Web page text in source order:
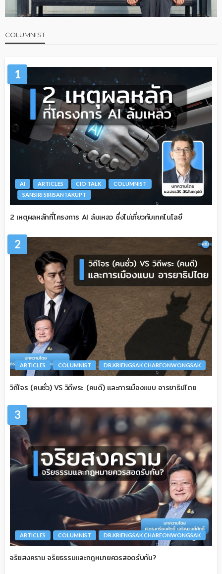
COLUMNIST
1
AI ARTICLES CIO TALK
COLUMNIST
SANSIRI SIRISANTAKUPT
2 เหตุผลหลักที่โครงการ AI ล้มเหลว ซึ่งไม่เกี่ยวกับเทคโนโลยี
2
ARTICLES COLUMNIST DR.KRIENGSAK CHAREONWONGSAK
วิถีโจร (คนชั่ว) VS วิถีพระ (คนดี) และการเมืองแบบ อารยาธิปไตย
3
ARTICLES COLUMNIST DR.KRIENGSAK CHAREONWONGSAK
จริยสงคราม จริยธรรมและกฎหมายควรสอดรับกัน?